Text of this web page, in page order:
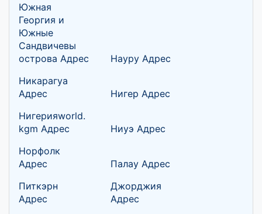
Южная
Георгия и
Южные
Сандвичевы
острова Адрес
Науру Адрес
Никарагуа
Адрес
Нигер Адрес
Нигерияworld.
kgm Адрес
Ниуэ Адрес
Норфолк
Адрес
Палау Адрес
Питкэрн
Адрес
Джорджия
Адрес